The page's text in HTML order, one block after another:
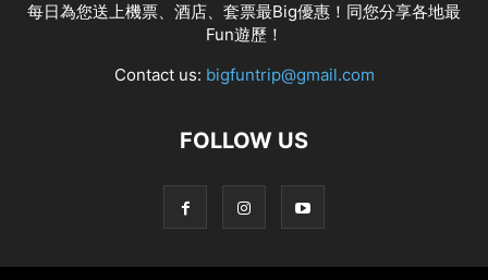
每日為您送上機票、酒店、套票最Big優惠！同您分享各地最
Fun遊歷！
Contact us: bigfuntrip@gmail.com
FOLLOW US